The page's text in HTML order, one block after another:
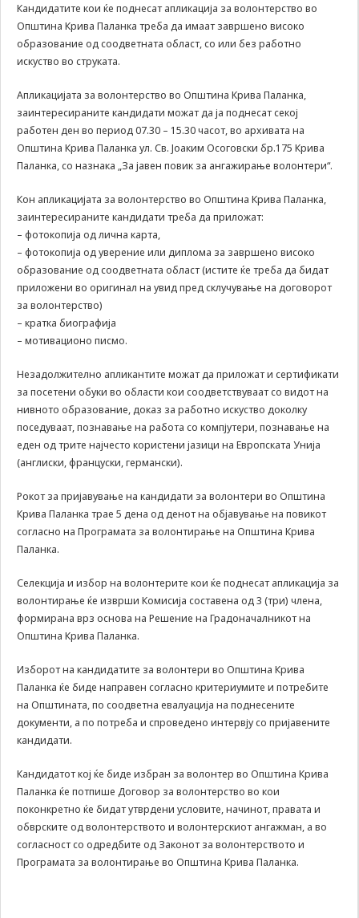
Кандидатите кои ќе поднесат апликација за волонтерство во
Општина Крива Паланка треба да имаат завршено високо
образование од соодветната област, со или без работно
искуство во струката.
Апликацијата за волонтерство во Општина Крива Паланка,
заинтересираните кандидати можат да ја поднесат секој
работен ден во период 07.30 – 15.30 часот, во архивата на
Општина Крива Паланка ул. Св. Јоаким Осоговски бр.175 Крива
Паланка, со назнака „За јавен повик за ангажирање волонтери“.
Кон апликацијата за волонтерство во Општина Крива Паланка,
заинтересираните кандидати треба да приложат:
– фотокопија од лична карта,
– фотокопија од уверение или диплома за завршено високо
образование од соодветната област (истите ќе треба да бидат
приложени во оригинал на увид пред склучување на договорот
за волонтерство)
– кратка биографија
– мотивационо писмо.
Незадолжително апликантите можат да приложат и сертификати
за посетени обуки во области кои соодветствуваат со видот на
нивното образование, доказ за работно искуство доколку
поседуваат, познавање на работа со компјутери, познавање на
еден од трите најчесто користени јазици на Европската Унија
(англиски, француски, германски).
Рокот за пријавување на кандидати за волонтери во Општина
Крива Паланка трае 5 дена од денот на објавување на повикот
согласно на Програмата за волонтирање на Општина Крива
Паланка.
Селекција и избор на волонтерите кои ќе поднесат апликација за
волонтирање ќе изврши Комисија составена од 3 (три) члена,
формирана врз основа на Решение на Градоначалникот на
Општина Крива Паланка.
Изборот на кандидатите за волонтери во Општина Крива
Паланка ќе биде направен согласно критериумите и потребите
на Општината, по соодветна евалуација на поднесените
документи, а по потреба и спроведено интервју со пријавените
кандидати.
Кандидатот кој ќе биде избран за волонтер во Општина Крива
Паланка ќе потпише Договор за волонтерство во кои
поконкретно ќе бидат утврдени условите, начинот, правата и
обврските од волонтерството и волонтерскиот ангажман, а во
согласност со одредбите од Законот за волонтерството и
Програмата за волонтирање во Општина Крива Паланка.
на „go back“
опција).
In order for
us to
improve
the
website's
and
based on
website is
used.
to perform
as well as
possible
during your
visit. If you
refuse these
functionality
disappear
from the
Marketing
By sharing
behavior as
you visit our
site, you
increase the
chance of
content and
offers.